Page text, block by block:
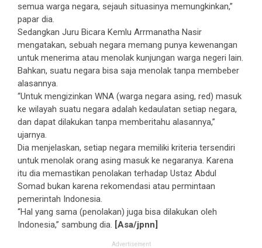
semua warga negara, sejauh situasinya memungkinkan,”
papar dia.
Sedangkan Juru Bicara Kemlu Arrmanatha Nasir
mengatakan, sebuah negara memang punya kewenangan
untuk menerima atau menolak kunjungan warga negeri lain.
Bahkan, suatu negara bisa saja menolak tanpa membeber
alasannya.
“Untuk mengizinkan WNA (warga negara asing, red) masuk
ke wilayah suatu negara adalah kedaulatan setiap negara,
dan dapat dilakukan tanpa memberitahu alasannya,”
ujarnya.
Dia menjelaskan, setiap negara memiliki kriteria tersendiri
untuk menolak orang asing masuk ke negaranya. Karena
itu dia memastikan penolakan terhadap Ustaz Abdul
Somad bukan karena rekomendasi atau permintaan
pemerintah Indonesia.
“Hal yang sama (penolakan) juga bisa dilakukan oleh
Indonesia,” sambung dia.
[Asa/jpnn]
Advertisement